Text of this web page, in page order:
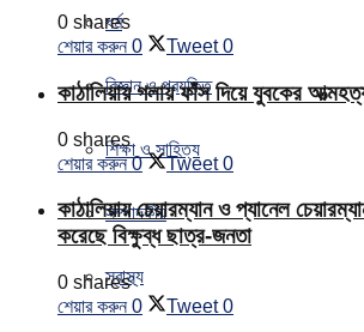
ধর্ম
বিজ্ঞান ও প্রযুক্তি
শিক্ষা ও সাহিত্য
সম্পাদকীয়
স্বাস্থ্য
0 shares
শেয়ার করুন 0 Tweet 0
কাঠালিয়ায় গলায় ফাঁস দিয়ে যুবকের
0 shares
শেয়ার করুন 0 Tweet 0
কাঠালিয়ায় চেয়ারম্যান ও প্যানেল
করেছে বিক্ষুব্ধ ছাত্র-জনতা
0 shares
শেয়ার করুন 0 Tweet 0